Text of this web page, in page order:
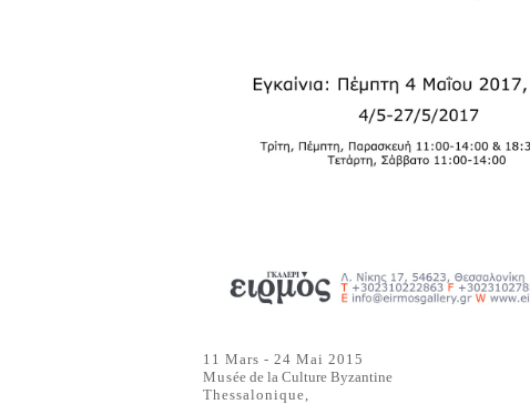
11 Mars - 24 Mai 2015
Musée de la Culture Byzantine
Thessalonique,